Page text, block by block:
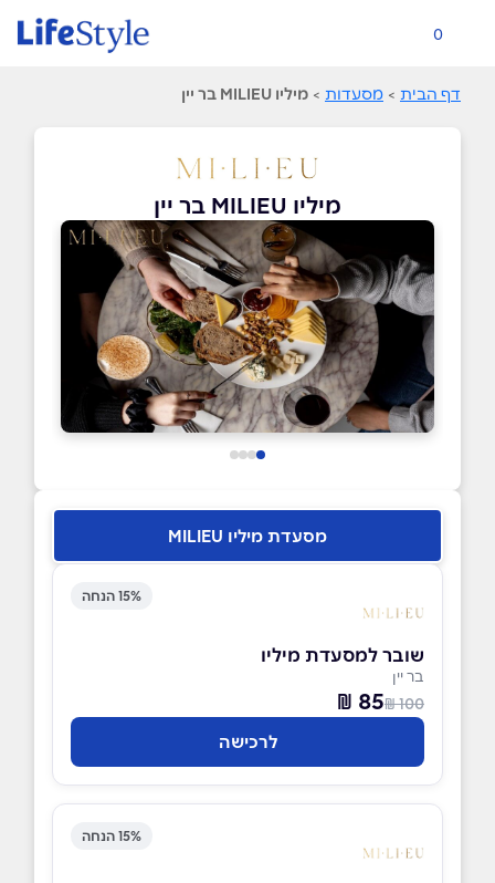
0
דף הבית > מסעדות > מיליו MILIEU בר יין
מיליו MILIEU בר יין
מסעדת מיליו MILIEU
15% הנחה
שובר למסעדת מיליו
בר יין
100 ₪
85 ₪
לרכישה
15% הנחה